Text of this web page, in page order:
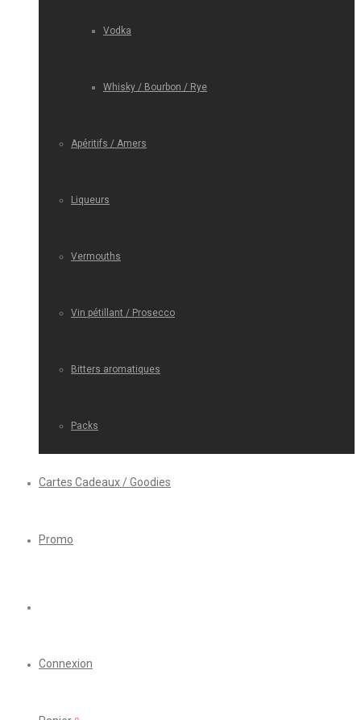
Vodka
Whisky / Bourbon / Rye
Apéritifs / Amers
Liqueurs
Vermouths
Vin pétillant / Prosecco
Bitters aromatiques
Packs
Cartes Cadeaux / Goodies
Promo
Connexion